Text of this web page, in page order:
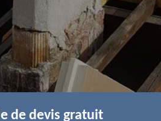
de devis gratuit